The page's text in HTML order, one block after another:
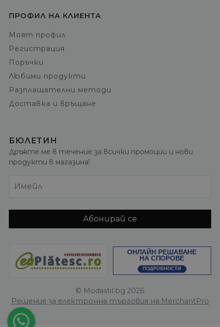
ПРОФИЛ НА КЛИЕНТА
Моят профил
Регистрация
Поръчки
Любими продукти
Разплащателни методи
Доставка и връщане
БЮЛЕТИН
Дръжте ме в течение за всички промоции и нови
продукти в магазина!
Имейл
Абонирай се
© Modastil.bg 2026
Решение за електронна търговия на MerchantPro